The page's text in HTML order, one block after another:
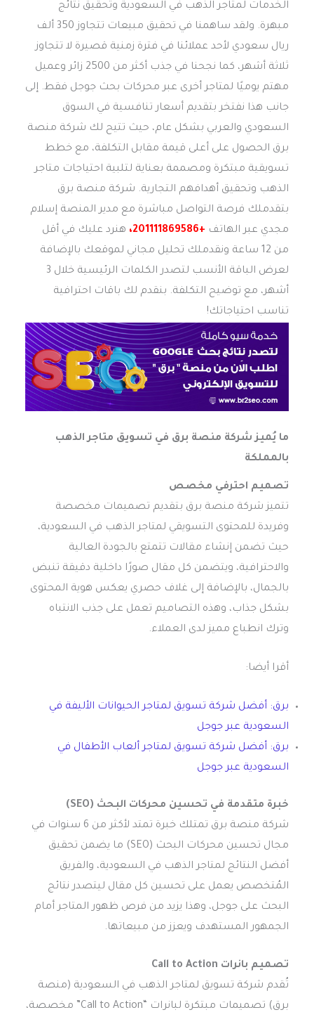
الخدمات لمتاجر الذهب في السعودية وتحقيق نتائج
مبهرة. ولقد ساهمنا في تحقيق مبيعات تتجاوز 350 ألف
ريال سعودي لأحد عملائنا في فترة زمنية قصيرة لا تتجاوز
ثلاثة أشهر، كما نجحنا في جذب أكثر من 2500 زائر وعميل
مهتم يوميًا لمتاجر أخرى عبر محركات بحث جوجل فقط. إلى
جانب هذا نفتخر بتقديم أسعار تنافسية في السوق
السعودي والعربي بشكل عام، حيث تتيح لك شركة منصة
برق الحصول على أعلى قيمة مقابل التكلفة، مع خطط
تسويقية مبتكرة ومصممة بعناية لتلبية احتياجات متاجر
الذهب وتحقيق أهدافهم التجارية. شركة منصة برق
بتقدملك فرصة التواصل مباشرة مع مدير المنصة إسلام
مجدي عبر الهاتف +201111869586،
هنرد عليك في أقل
من 12 ساعة ونقدملك تحليل مجاني لموقعك بالإضافة
لعرض الباقة الأنسب لتصدر الكلمات الرئيسية خلال 3
أشهر، مع توضيح التكلفة. بنقدم لك باقات احترافية
تناسب احتياجاتك!
ما يُميز شركة منصة برق في تسويق متاجر الذهب
بالمملكة
تصميم احترفي مخصص
تتميز شركة منصة برق بتقديم تصميمات مخصصة
وفريدة للمحتوى التسويقي لمتاجر الذهب في السعودية،
حيث تضمن إنشاء مقالات تتمتع بالجودة العالية
والاحترافية، ويتضمن كل مقال صورًا داخلية دقيقة تنبض
بالجمال، بالإضافة إلى غلاف حصري يعكس هوية المحتوى
بشكل جذاب، وهذه التصاميم تعمل على جذب الانتباه
وترك انطباع مميز لدى العملاء.
أقرا أيضا:
برق: أفضل شركة تسويق لمتاجر الحيوانات الأليفة في
السعودية عبر جوجل
برق: أفضل شركة تسويق لمتاجر ألعاب الأطفال في
السعودية عبر جوجل
خبرة متقدمة في تحسين محركات البحث (SEO)
شركة منصة برق تمتلك خبرة تمتد لأكثر من 6 سنوات في
مجال تحسين محركات البحث (SEO) ما يضمن تحقيق
أفضل النتائج لمتاجر الذهب في السعودية، والفريق
المُتخصص يعمل على تحسين كل مقال ليتصدر نتائج
البحث على جوجل، وهذا يزيد من فرص ظهور المتاجر أمام
الجمهور المستهدف ويعزز من مبيعاتها.
تصميم بانرات Call to Action
تُقدم شركة تسويق لمتاجر الذهب في السعودية (منصة
برق) تصميمات مبتكرة لبانرات “Call to Action” مخصصة،